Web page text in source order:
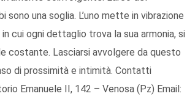
una soglia. L’uno mette in vibrazione
cui ogni dettaglio trova la sua armonia, si
costante. Lasciarsi avvolgere da questo
di prossimità e intimità. Contatti
Emanuele II, 142 – Venosa (Pz) Email: